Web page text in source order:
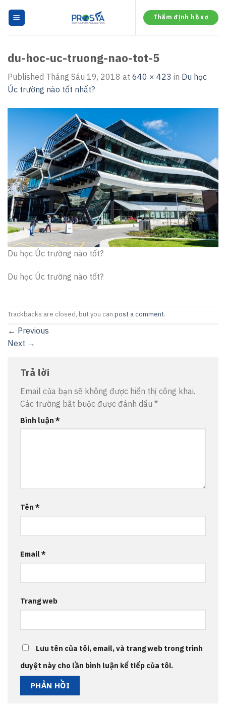
Thẩm định hồ sơ
du-hoc-uc-truong-nao-tot-5
Published Tháng Sáu 19, 2018 at 640 × 423 in Du học
Úc trường nào tốt nhất?
Du học Úc trường nào tốt?
Du học Úc trường nào tốt?
Trackbacks are closed, but you can post a comment.
← Previous
Next →
Trả lời
Email của bạn sẽ không được hiển thị công khai.
Các trường bắt buộc được đánh dấu *
Bình luận *
Tên *
Email*
Trang web
Lưu tên của tôi, email, và trang web trong trình
duyệt này cho lần bình luận kế tiếp của tôi.